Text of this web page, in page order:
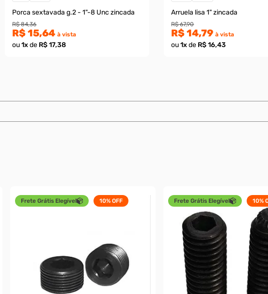
Porca sextavada g.2 - 1"-8 Unc zincada
R$ 84,36
R$ 15,64 à vista
ou1xde R$ 17,38
Arruela lisa 1" zincada
R$ 67,90
R$ 14,79 à vista
ou1xde R$ 16,43
Frete Grátis Elegível 10%OFF Frete Grátis Elegível 10%